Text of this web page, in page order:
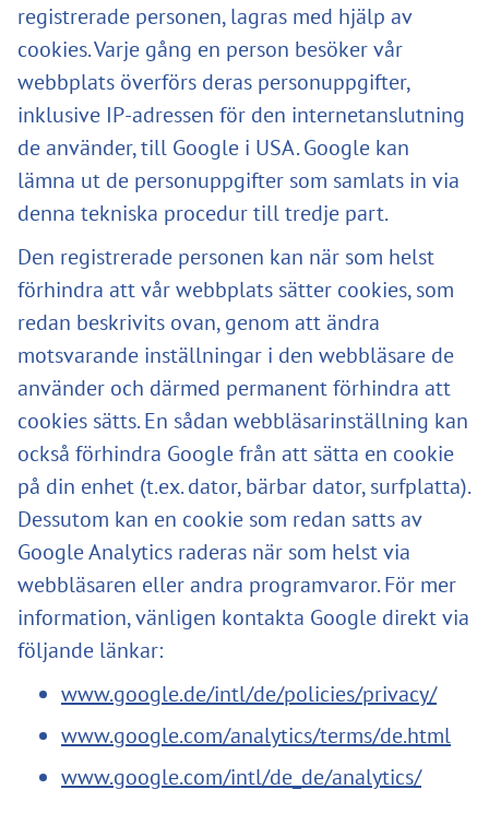
registrerade personen, lagras med hjälp av
cookies. Varje gång en person besöker vår
webbplats överförs deras personuppgifter,
inklusive IP-adressen för den internetanslutning
de använder, till Google i USA. Google kan
lämna ut de personuppgifter som samlats in via
denna tekniska procedur till tredje part.
Den registrerade personen kan när som helst
förhindra att vår webbplats sätter cookies, som
redan beskrivits ovan, genom att ändra
motsvarande inställningar i den webbläsare de
använder och därmed permanent förhindra att
cookies sätts. En sådan webbläsarinställning kan
också förhindra Google från att sätta en cookie
på din enhet (t.ex. dator, bärbar dator, surfplatta).
Dessutom kan en cookie som redan satts av
Google Analytics raderas när som helst via
webbläsaren eller andra programvaror. För mer
information, vänligen kontakta Google direkt via
följande länkar:
www.google.de/intl/de/policies/privacy/
www.google.com/analytics/terms/de.html
www.google.com/intl/de_de/analytics/